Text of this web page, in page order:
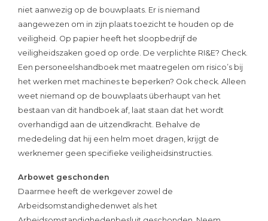
niet aanwezig op de bouwplaats. Er is niemand
aangewezen om in zijn plaats toezicht te houden op de
veiligheid. Op papier heeft het sloopbedrijf de
veiligheidszaken goed op orde. De verplichte RI&E? Check.
Een personeelshandboek met maatregelen om risico’s bij
het werken met machines te beperken? Ook check. Alleen
weet niemand op de bouwplaats überhaupt van het
bestaan van dit handboek af, laat staan dat het wordt
overhandigd aan de uitzendkracht. Behalve de
mededeling dat hij een helm moet dragen, krijgt de
werknemer geen specifieke veiligheidsinstructies.
Arbowet geschonden
Daarmee heeft de werkgever zowel de
Arbeidsomstandighedenwet als het